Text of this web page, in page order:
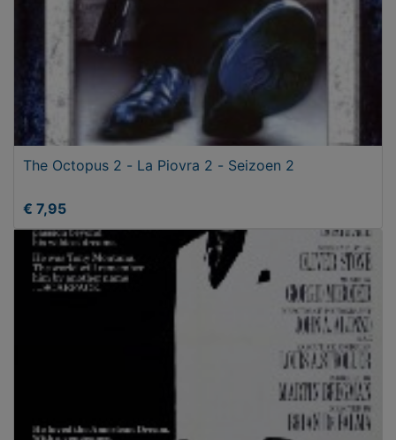
The Octopus 2 - La Piovra 2 - Seizoen 2
€ 7,95